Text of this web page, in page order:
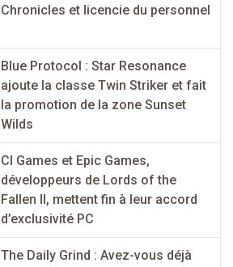
Chronicles et licencie du personnel
Blue Protocol : Star Resonance
ajoute la classe Twin Striker et fait
la promotion de la zone Sunset
Wilds
CI Games et Epic Games,
développeurs de Lords of the
Fallen II, mettent fin à leur accord
d’exclusivité PC
The Daily Grind : Avez-vous déjà